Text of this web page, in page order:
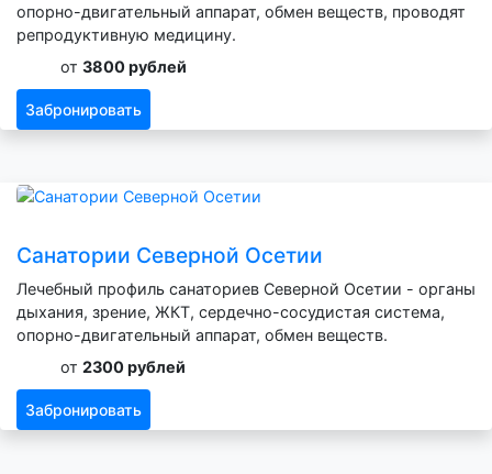
опорно-двигательный аппарат, обмен веществ, проводят
репродуктивную медицину.
от 3800 рублей
Забронировать
Санатории Северной Осетии
Лечебный профиль санаториев Северной Осетии - органы
дыхания, зрение, ЖКТ, сердечно-сосудистая система,
опорно-двигательный аппарат, обмен веществ.
от 2300 рублей
Забронировать